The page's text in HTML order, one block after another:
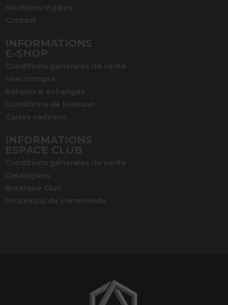
Mentions légales
Contact
INFORMATIONS
E-SHOP
Conditions générales de vente
Mon compte
Retours & échanges
Conditions de livraison
Cartes cadeaux
INFORMATIONS
ESPACE CLUB
Conditions générales de vente
Catalogues
Boutique Club
Processus de commande